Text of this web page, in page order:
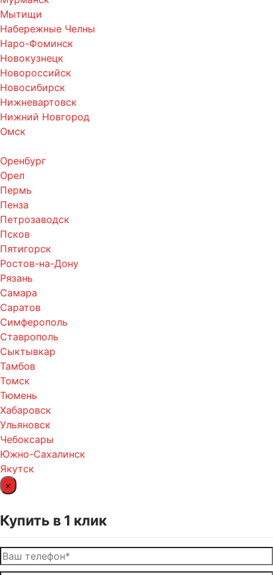
Мытищи
Набережные Челны
Наро-Фоминск
Новокузнецк
Новороссийск
Новосибирск
Нижневартовск
Нижний Новгород
Омск
Оренбург
Орел
Пермь
Пенза
Петрозаводск
Псков
Пятигорск
Ростов-на-Дону
Рязань
Самара
Саратов
Симферополь
Ставрополь
Сыктывкар
Тамбов
Томск
Тюмень
Хабаровск
Ульяновск
Чебоксары
Южно-Сахалинск
Якутск
×
Купить в 1 клик